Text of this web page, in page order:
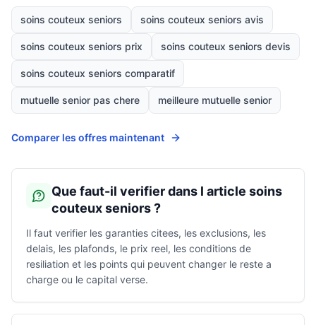
soins couteux seniors soins couteux seniors avis
soins couteux seniors prix soins couteux seniors devis
soins couteux seniors comparatif
mutuelle senior pas chere meilleure mutuelle senior
Comparer les offres maintenant
Que faut-il verifier dans l article soins
couteux seniors ?
Il faut verifier les garanties citees, les exclusions, les
delais, les plafonds, le prix reel, les conditions de
resiliation et les points qui peuvent changer le reste a
charge ou le capital verse.